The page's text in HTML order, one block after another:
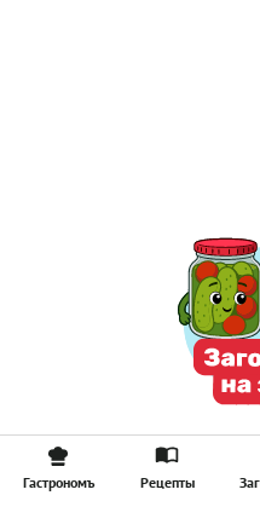
Гастрономъ Рецепты